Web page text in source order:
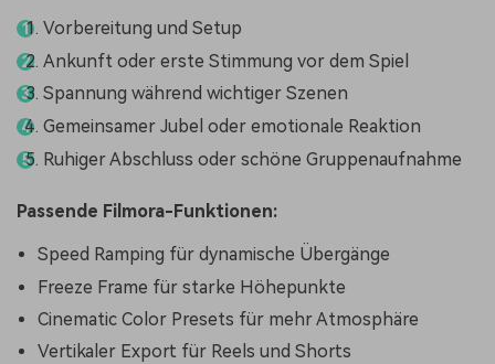
Vorbereitung und Setup
Ankunft oder erste Stimmung vor dem Spiel
Spannung während wichtiger Szenen
Gemeinsamer Jubel oder emotionale Reaktion
Ruhiger Abschluss oder schöne Gruppenaufnahme
Passende Filmora-Funktionen:
Speed Ramping für dynamische Übergänge
Freeze Frame für starke Höhepunkte
Cinematic Color Presets für mehr Atmosphäre
Vertikaler Export für Reels und Shorts